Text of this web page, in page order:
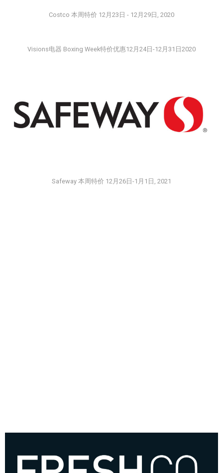
Costco 本周特价 12月23日 - 12月29日, 2020
Visions电器 Boxing Week特价优惠12月24日-12月31日2020
Safeway 本周特价 12月26日-1月1日, 2021